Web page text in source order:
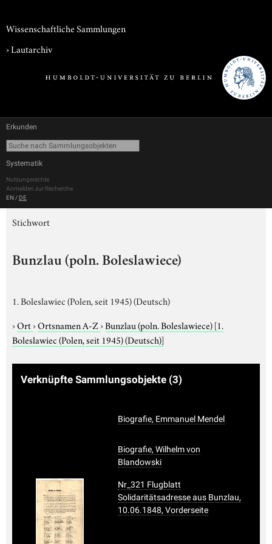
Wissenschaftliche Sammlungen
›Lautarchiv
Erkunden
Systematik
Nutzungsrechte
Anmelden zur Recherche
EN / DE
Stichwort
Bunzlau (poln. Boleslawiece)
1. Boleslawiec (Polen, seit 1945) (Deutsch)
›Ort›Ortsnamen A-Z›Bunzlau (poln. Boleslawiece)[1.
Boleslawiec (Polen, seit 1945) (Deutsch)]
Verknüpfte Sammlungsobjekte (3)
Biografie, Emmanuel Mendel
Biografie, Wilhelm von
Blandowski
Nr_321 Flugblatt
Solidaritätsadresse aus Bunzlau,
10.06.1848, Vorderseite